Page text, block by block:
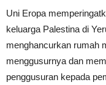
Uni Eropa
keluarga Palestina di
menghancurkan rumah
menggusurnya dan
penggusuran kepada